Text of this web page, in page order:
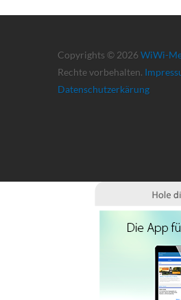
Copyrights © 2026 WiWi-
Rechte vorbehalten.
Datenschutzerkärung